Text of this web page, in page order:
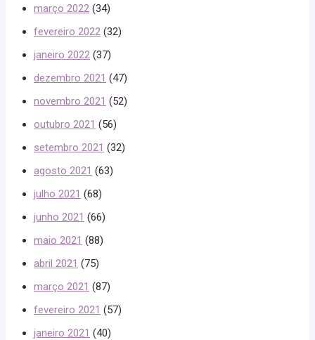
março 2022 (34)
fevereiro 2022 (32)
janeiro 2022 (37)
dezembro 2021 (47)
novembro 2021 (52)
outubro 2021 (56)
setembro 2021 (32)
agosto 2021 (63)
julho 2021 (68)
junho 2021 (66)
maio 2021 (88)
abril 2021 (75)
março 2021 (87)
fevereiro 2021 (57)
janeiro 2021 (40)